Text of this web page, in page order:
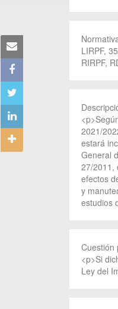
LIRPF,
RIRPF,
2021/
estará
General
27/2011,
efectos
y
estudios
Cuestión
<p>Si
Ley del